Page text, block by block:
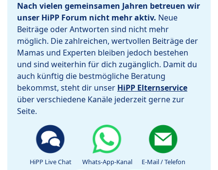
Nach vielen gemeinsamen Jahren betreuen wir
unser HiPP Forum nicht mehr aktiv. Neue
Beiträge oder Antworten sind nicht mehr
möglich. Die zahlreichen, wertvollen Beiträge der
Mamas und Experten bleiben jedoch bestehen
und sind weiterhin für dich zugänglich. Damit du
auch künftig die bestmögliche Beratung
bekommst, steht dir unser HiPP Elternservice
über verschiedene Kanäle jederzeit gerne zur
Seite.
HiPP Live Chat Whats-App-Kanal E-Mail / Telefon